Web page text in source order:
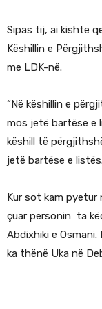
Sipas tij, ai kishte
Këshillin e
me LDK-në.
“Në këshillin e
mos jetë bartëse e
këshill të
jetë bartëse e
Kur sot kam pyetur
çuar personin ta
Abdixhiki e
ka thënë Uka në